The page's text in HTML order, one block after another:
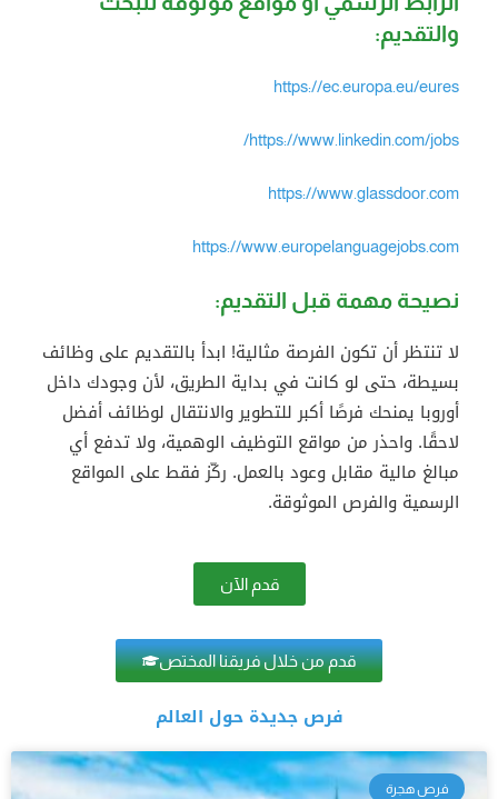
والتقديم:
https://ec.europa.eu/eures
https://www.linkedin.com/jobs/
https://www.glassdoor.com
https://www.europelanguagejobs.com
نصيحة مهمة قبل التقديم:
لا تنتظر أن تكون الفرصة مثالية! ابدأ بالتقديم على وظائف
بسيطة، حتى لو كانت في بداية الطريق، لأن وجودك داخل
أوروبا يمنحك فرصًا أكبر للتطوير والانتقال لوظائف أفضل
لاحقًا. واحذر من مواقع التوظيف الوهمية، ولا تدفع أي
مبالغ مالية مقابل وعود بالعمل. ركّز فقط على المواقع
الرسمية والفرص الموثوقة.
قدم الآن
قدم من خلال فريقنا المختص
فرص جديدة حول العالم
فرص هجرة